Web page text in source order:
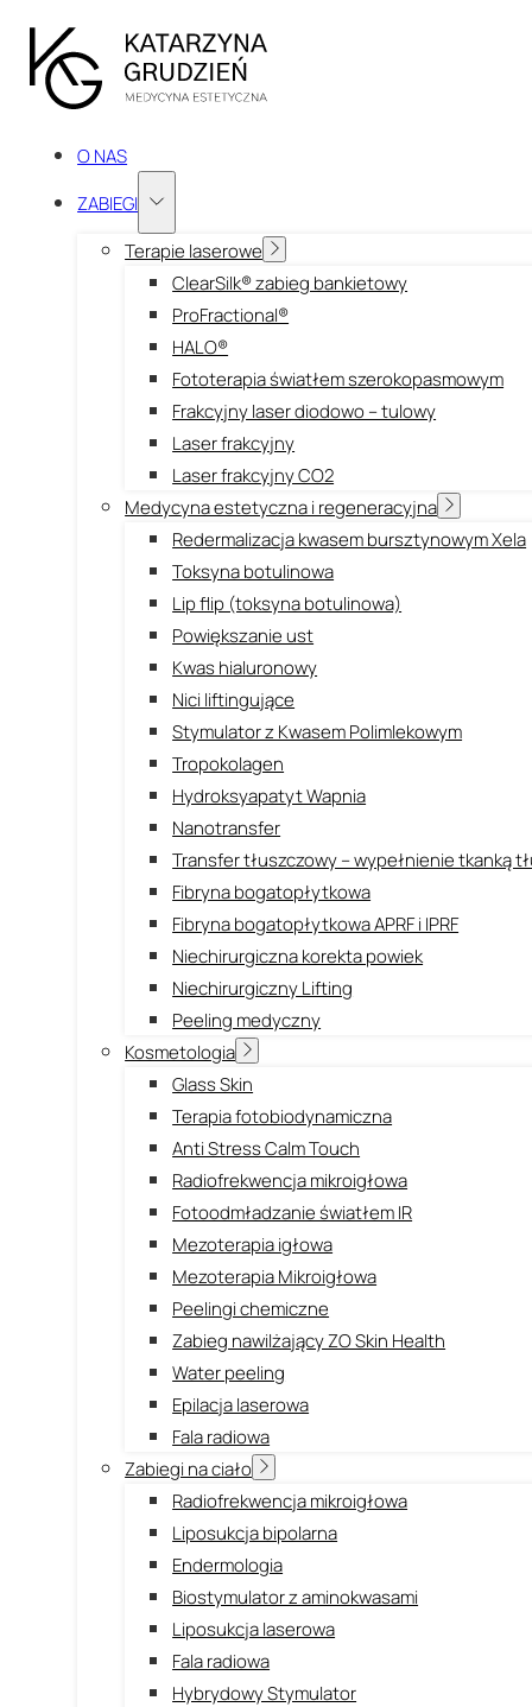
O NAS
ZABIEGI
Terapie laserowe
ClearSilk® zabieg bankietowy
ProFractional®
HALO®
Fototerapia światłem szerokopasmowym
Frakcyjny laser diodowo – tulowy
Laser frakcyjny
Laser frakcyjny CO2
Medycyna estetyczna i regeneracyjna
Redermalizacja kwasem bursztynowym Xela
Toksyna botulinowa
Lip flip (toksyna botulinowa)
Powiększanie ust
Kwas hialuronowy
Nici liftingujące
Stymulator z Kwasem Polimlekowym
Tropokolagen
Hydroksyapatyt Wapnia
Nanotransfer
Transfer tłuszczowy – wypełnienie tkanką
Fibryna bogatopłytkowa
Fibryna bogatopłytkowa APRF i IPRF
Niechirurgiczna korekta powiek
Niechirurgiczny Lifting
Peeling medyczny
Kosmetologia
Glass Skin
Terapia fotobiodynamiczna
Anti Stress Calm Touch
Radiofrekwencja mikroigłowa
Fotoodmładzanie światłem IR
Mezoterapia igłowa
Mezoterapia Mikroigłowa
Peelingi chemiczne
Zabieg nawilżający ZO Skin Health
Water peeling
Epilacja laserowa
Fala radiowa
Zabiegi na ciało
Radiofrekwencja mikroigłowa
Liposukcja bipolarna
Endermologia
Biostymulator z aminokwasami
Liposukcja laserowa
Fala radiowa
Hybrydowy Stymulator